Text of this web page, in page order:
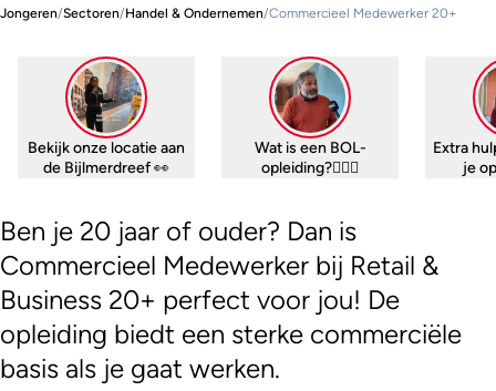
Jongeren/Sectoren/Handel & Ondernemen/Commercieel Medewerker 20+
Bekijk onze locatie aan
de Bijlmerdreef 👀
Wat is een BOL-
opleiding?🤷🏼‍♀️
Extra
je
Ben je 20 jaar of ouder? Dan is
Commercieel Medewerker bij Retail &
Business 20+ perfect voor jou! De
opleiding biedt een sterke commerciële
basis als je gaat werken.